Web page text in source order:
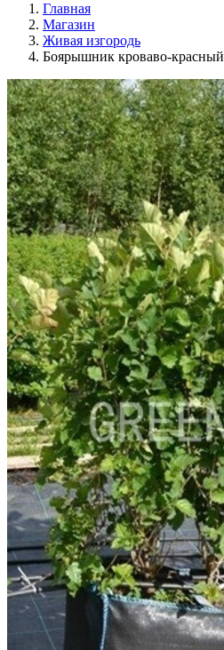
Главная
Магазин
Живая изгородь
Боярышник кроваво-красный